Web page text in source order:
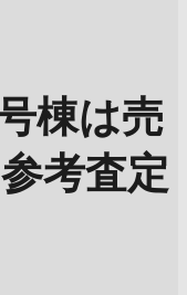
棟は売
参考査定